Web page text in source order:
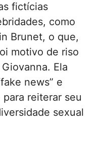
fictícias
como
Brunet, o que,
motivo de riso
Ela
news” e
reiterar seu
sexual